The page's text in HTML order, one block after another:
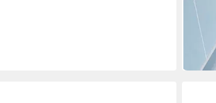
ab
-18%
in 3-